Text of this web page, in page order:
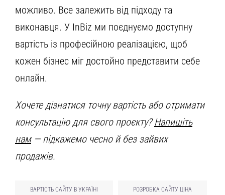
можливо. Все залежить від підходу та
виконавця. У InBiz ми поєднуємо доступну
вартість із професійною реалізацією, щоб
кожен бізнес міг достойно представити себе
онлайн.
Хочете дізнатися точну вартість або отримати
консультацію для свого проєкту? Напишіть
нам— підкажемо чесно й без зайвих
продажів.
ВАРТІСТЬ САЙТУ В УКРАЇНІ РОЗРОБКА САЙТУ ЦІНА